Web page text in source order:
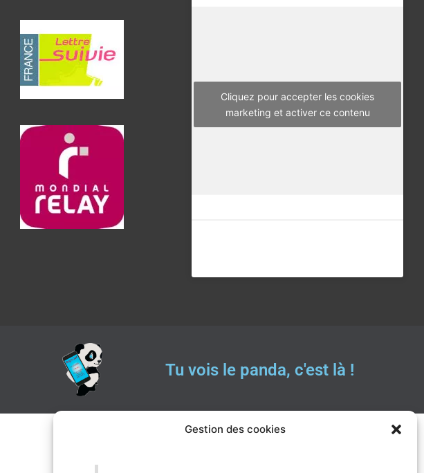
Gestion des cookies
m
Cliquez pour accepter les cookies
marketing et activer ce contenu
Tu vois le panda, c'est là !